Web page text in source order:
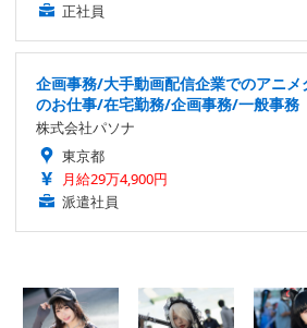
正社員
企画事務/大手動画配信企業でのアニ
のお仕事/在宅勤務/企画事務/一般事務
株式会社パソナ
東京都
月給29万4,900円
派遣社員